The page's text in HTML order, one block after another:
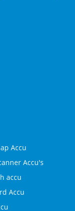
Accu
Accu's
accu
Accu